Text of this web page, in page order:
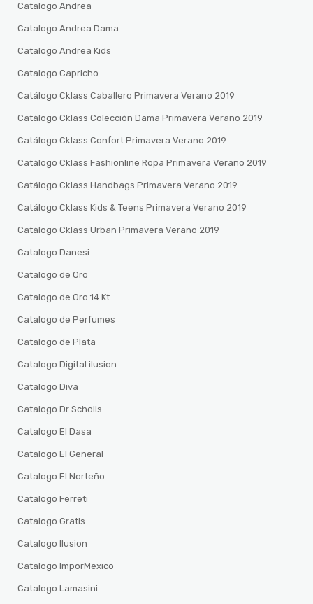
Catalogo Andrea
Catalogo Andrea Dama
Catalogo Andrea Kids
Catalogo Capricho
Catálogo Cklass Caballero Primavera Verano 2019
Catálogo Cklass Colección Dama Primavera Verano 2019
Catálogo Cklass Confort Primavera Verano 2019
Catálogo Cklass Fashionline Ropa Primavera Verano 2019
Catálogo Cklass Handbags Primavera Verano 2019
Catálogo Cklass Kids & Teens Primavera Verano 2019
Catálogo Cklass Urban Primavera Verano 2019
Catalogo Danesi
Catalogo de Oro
Catalogo de Oro 14 Kt
Catalogo de Perfumes
Catalogo de Plata
Catalogo Digital ilusion
Catalogo Diva
Catalogo Dr Scholls
Catalogo El Dasa
Catalogo El General
Catalogo El Norteño
Catalogo Ferreti
Catalogo Gratis
Catalogo Ilusion
Catalogo ImporMexico
Catalogo Lamasini